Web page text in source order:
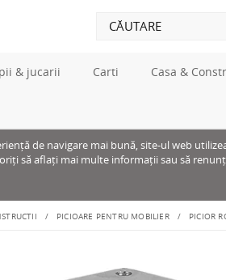
& jucarii Carti Casa &
de navigare mai bună, site-ul web
să aflați mai multe informații sau să
PICIOARE PENTRU MOBILIER PICIOR